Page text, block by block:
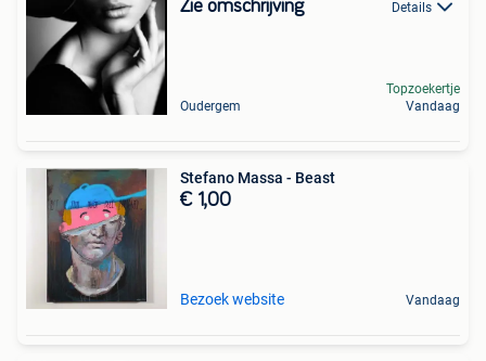
Zie omschrijving Details
Oudergem
Topzoekertje
Vandaag
Stefano Massa - Beast
€ 1,00
Bezoek website Vandaag